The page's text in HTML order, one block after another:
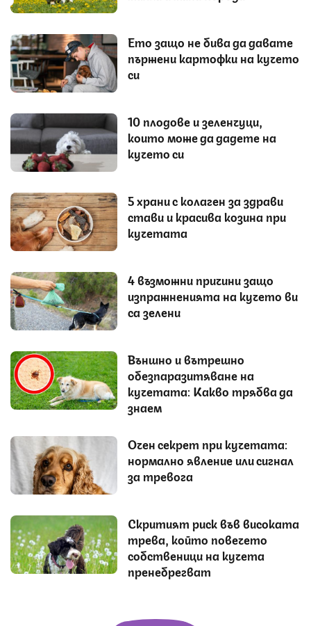
Ето защо не бива да давате
пържени картофки на кучето
си
10 плодове и зеленчуци,
които може да дадете на
кучето си
5 храни с колаген за здрави
стави и красива козина при
кучетата
4 възможни причини защо
изпражненията на кучето ви
са зелени
Външно и вътрешно
обезпаразитяване на
кучетата: Какво трябва да
знаем
Очен секрет при кучетата:
нормално явление или сигнал
за тревога
Скритият риск във високата
трева, който повечето
собственици на кучета
пренебрегват